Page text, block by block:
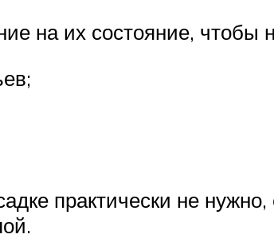
на их состояние, чтобы
практически не